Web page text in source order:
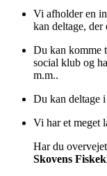
Vi afholder en
kan deltage,
Du kan komme
social klub og
m.m..
Du kan deltage
Vi har et meget
Har du
Skovens